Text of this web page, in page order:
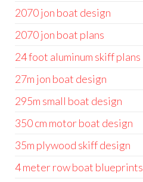
2070 jon boat design
2070 jon boat plans
24 foot aluminum skiff plans
27m jon boat design
295m small boat design
350 cm motor boat design
35m plywood skiff design
4 meter row boat blueprints